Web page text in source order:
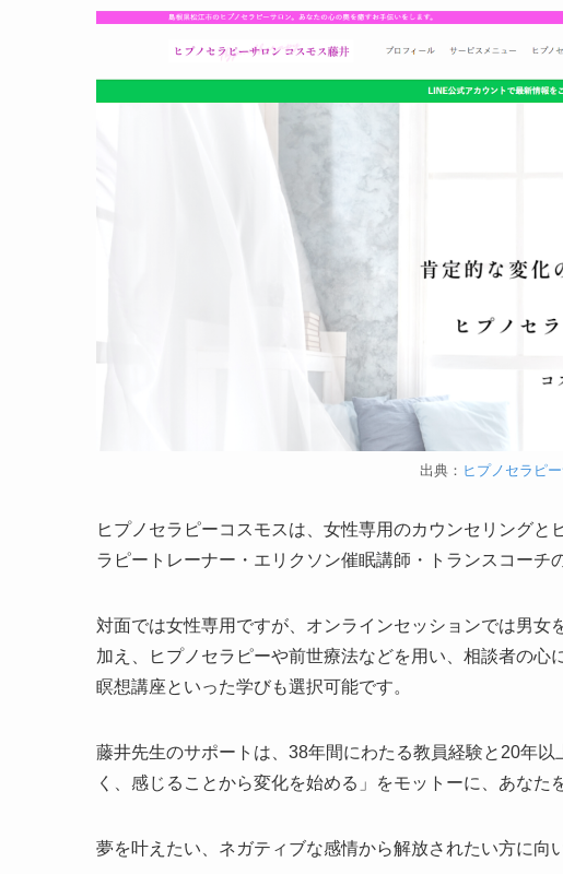
出典： ヒプノセラピ
ヒプノセラピーコスモスは、女性専用のカウンセリング
ラピートレーナー・エリクソン催眠講師・トランスコーチ
対面では女性専用ですが、オンラインセッションでは男
加え、ヒプノセラピーや前世療法などを用い、相談者の
瞑想講座といった学びも選択可能です。
藤井先生のサポートは、38年間にわたる教員経験と20年
く、感じることから変化を始める」をモットーに、あなた
夢を叶えたい、ネガティブな感情から解放されたい方に向